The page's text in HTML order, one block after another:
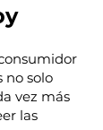
no solo
vez más
las